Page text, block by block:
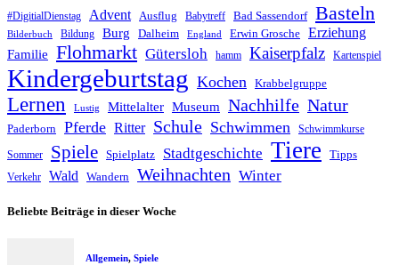
#DigitialDienstag Advent Ausflug Babytreff Bad Sassendorf Basteln
Bilderbuch Bildung Burg Dalheim England Erwin Grosche Erziehung
Familie Flohmarkt Gütersloh hamm Kaiserpfalz Kartenspiel
Kindergeburtstag Kochen Krabbelgruppe
Lernen Lustig Mittelalter Museum Nachhilfe Natur
Paderborn Pferde Ritter Schule Schwimmen Schwimmkurse
Sommer Spiele Spielplatz Stadtgeschichte Tiere Tipps
Verkehr Wald Wandern Weihnachten Winter
Beliebte Beiträge in dieser Woche
Allgemein, Spiele